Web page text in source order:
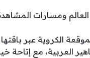
العالم ومسارات
الكروية عبر باقتها
العربية، مع